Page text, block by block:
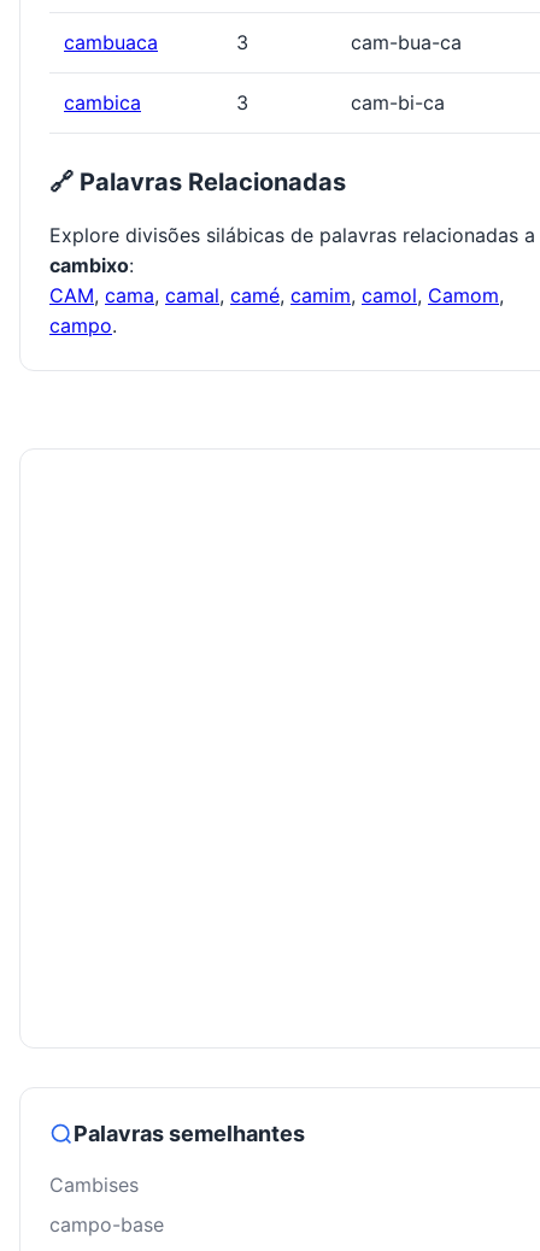
cambuaca 3 cam-bua-ca
cambica 3 cam-bi-ca
🔗 Palavras Relacionadas
Explore divisões silábicas de palavras relacionadas a
cambixo:
CAM, cama, camal, camé, camim, camol, Camom,
campo.
Palavras semelhantes
Cambises
campo-base